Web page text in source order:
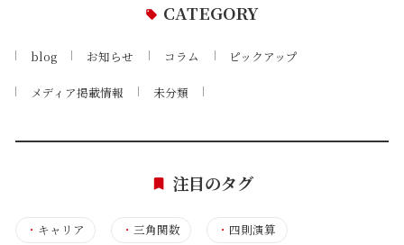
CATEGORY
blog お知らせ コラム ピックアップ
メディア掲載情報 未分類
注目のタグ
・ キャリア ・三角関数 ・ 四則演算